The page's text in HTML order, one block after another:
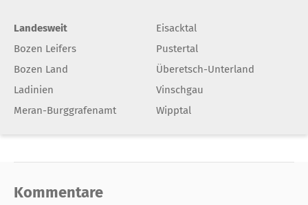
Landesweit
Bozen Leifers
Bozen Land
Ladinien
Meran-Burggrafenamt
Eisacktal
Pustertal
Überetsch-Unterland
Vinschgau
Wipptal
Kommentare